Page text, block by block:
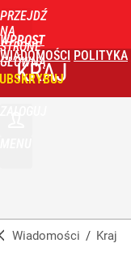
PRZEJDŹ
NA
STRONĘ
GŁÓWNĄ
WPROST
WIADOMOŚCI POLITYKA
KRAJ
Wiadomości / Kraj